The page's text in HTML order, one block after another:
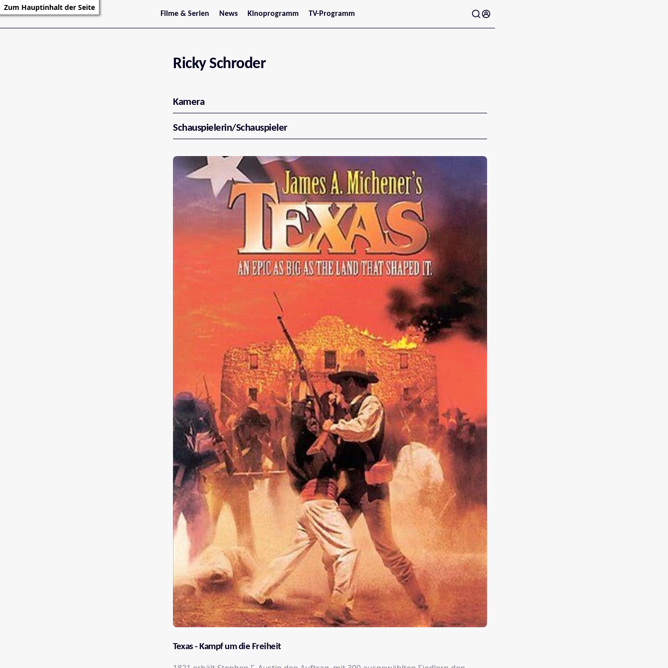
Zum Hauptinhalt der Seite
Filme & Serien
Trailer
Serienarchiv
News
Stars
Kinoprogramm
Jetzt im Kino
Niederösterreich
Oberösterreich
Tirol
Vorarlberg
TV-Programm
Ricky Schroder
Kamera
Schauspielerin/Schauspieler
Texas - Kampf um die Freiheit